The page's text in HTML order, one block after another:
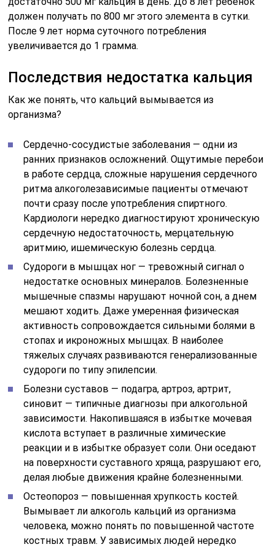
должен получать по 800 мг этого элемента в сутки.
После 9 лет норма суточного потребления
увеличивается до 1 грамма.
Последствия недостатка кальция
Как же понять, что кальций вымывается из
организма?
Сердечно-сосудистые заболевания — одни из
ранних признаков осложнений. Ощутимые перебои
в работе сердца, сложные нарушения сердечного
ритма алкоголезависимые пациенты отмечают
почти сразу после употребления спиртного.
Кардиологи нередко диагностируют хроническую
сердечную недостаточность, мерцательную
аритмию, ишемическую болезнь сердца.
Судороги в мышцах ног — тревожный сигнал о
недостатке основных минералов. Болезненные
мышечные спазмы нарушают ночной сон, а днем
мешают ходить. Даже умеренная физическая
активность сопровождается сильными болями в
стопах и икроножных мышцах. В наиболее
тяжелых случаях развиваются генерализованные
судороги по типу эпилепсии.
Болезни суставов — подагра, артроз, артрит,
синовит — типичные диагнозы при алкогольной
зависимости. Накопившаяся в избытке мочевая
кислота вступает в различные химические
реакции и в избытке образует соли. Они оседают
на поверхности суставного хряща, разрушают его,
делая любые движения крайне болезненными.
Остеопороз — повышенная хрупкость костей.
Вымывает ли алкоголь кальций из организма
человека, можно понять по повышенной частоте
костных травм. У зависимых людей нередко